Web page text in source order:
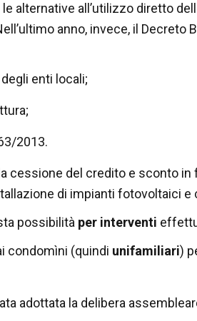
alternative all’utilizzo diretto
anno, invece, il Decreto
enti locali;
2013.
cessione del credito e sconto in
di impianti fotovoltaici e
possibilità per interventi
condomìni (quindi unifamiliari)
adottata la delibera